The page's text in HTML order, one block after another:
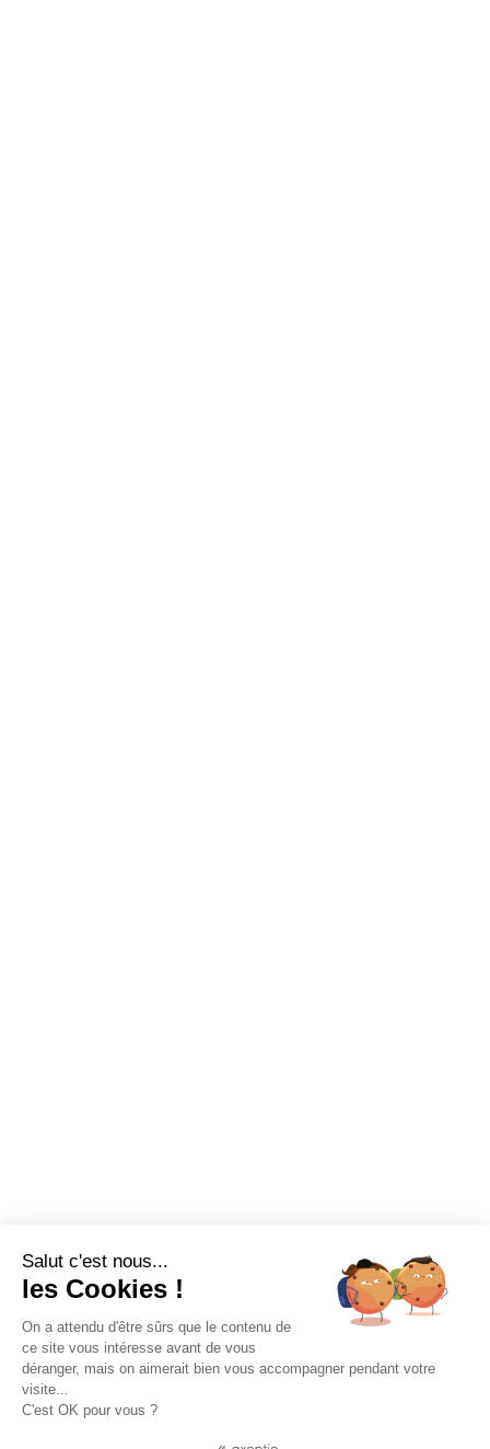
Salut c'est nous...
les Cookies !
On a attendu d'être sûrs que le contenu de
ce site vous intéresse avant de vous
déranger, mais on aimerait bien vous accompagner pendant votre
visite...
C'est OK pour vous ?